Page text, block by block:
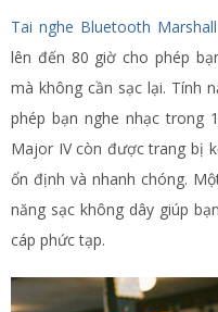
Tai nghe Bluetooth
lên đến 80 giờ cho phép
mà không cần sạc lại. Tính
phép bạn nghe nhạc trong
Major IV còn được trang bị
ổn định và nhanh chóng.
năng sạc không dây giúp
cáp phức tạp​.